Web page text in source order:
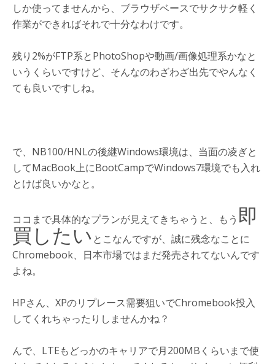
しか使ってませんから、ブラウザベースでサクサク軽く
作業ができればそれで十分なわけです。
残り2%がFTP系とPhotoShopや動画/画像処理系かなと
いうくらいですけど、そんなのわざわざ出先でやんなく
ても良いですしね。
で、NB100/HNLの後継Windows環境は、当面の凌ぎと
してMacBook上にBootCampでWindows7環境でも入れ
とけば良いかなと。
ココまで具体的なプランが見えてきちゃうと、もう 即
買したいとこなんですが、誠に残念なことに
Chromebook、日本市場ではまだ発売されてないんです
よね。
HPさん、XPのリプレース需要狙いでChromebook投入
してくれちゃったりしませんかね？
んで、LTEもどっかのキャリアで月200MBくらいまで使